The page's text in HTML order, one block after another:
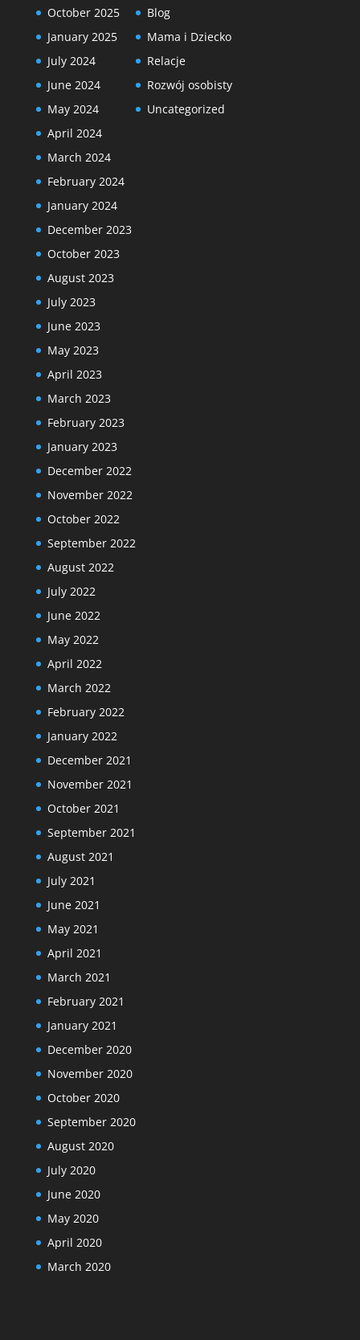
October 2025
January 2025
July 2024
June 2024
May 2024
April 2024
March 2024
February 2024
January 2024
December 2023
October 2023
August 2023
July 2023
June 2023
May 2023
April 2023
March 2023
February 2023
January 2023
December 2022
November 2022
October 2022
September 2022
August 2022
July 2022
June 2022
May 2022
April 2022
March 2022
February 2022
January 2022
December 2021
November 2021
October 2021
September 2021
August 2021
July 2021
June 2021
May 2021
April 2021
March 2021
February 2021
January 2021
December 2020
November 2020
October 2020
September 2020
August 2020
July 2020
June 2020
May 2020
April 2020
March 2020
Blog
Mama i Dziecko
Relacje
Rozwój osobisty
Uncategorized